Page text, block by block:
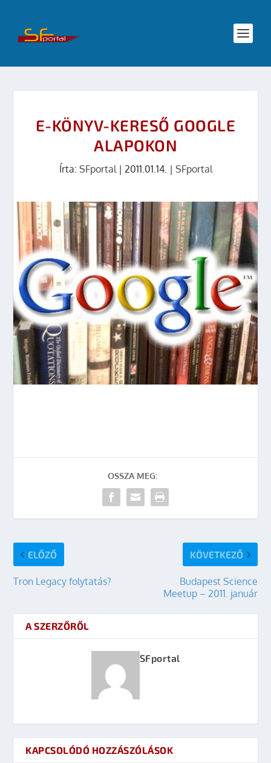
E-KÖNYV-KERESŐ GOOGLE
ALAPOKON
Írta: SFportal| 2011.01.14. | SFportal
OSSZA MEG:
ELŐZŐ
Tron Legacy folytatás?
KÖVETKEZŐ
Budapest Science
Meetup – 2011. január
A SZERZŐRŐL
SFportal
KAPCSOLÓDÓ HOZZÁSZÓLÁSOK